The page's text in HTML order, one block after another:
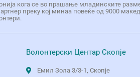
кога се во прашање младинските
преку кој минаа повеќе од 9000
Волонтерски Центар Скопје
Емил Зола 3/3-1, Скопје